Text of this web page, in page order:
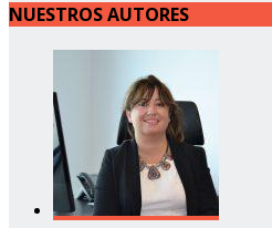
NUESTROS AUTORES